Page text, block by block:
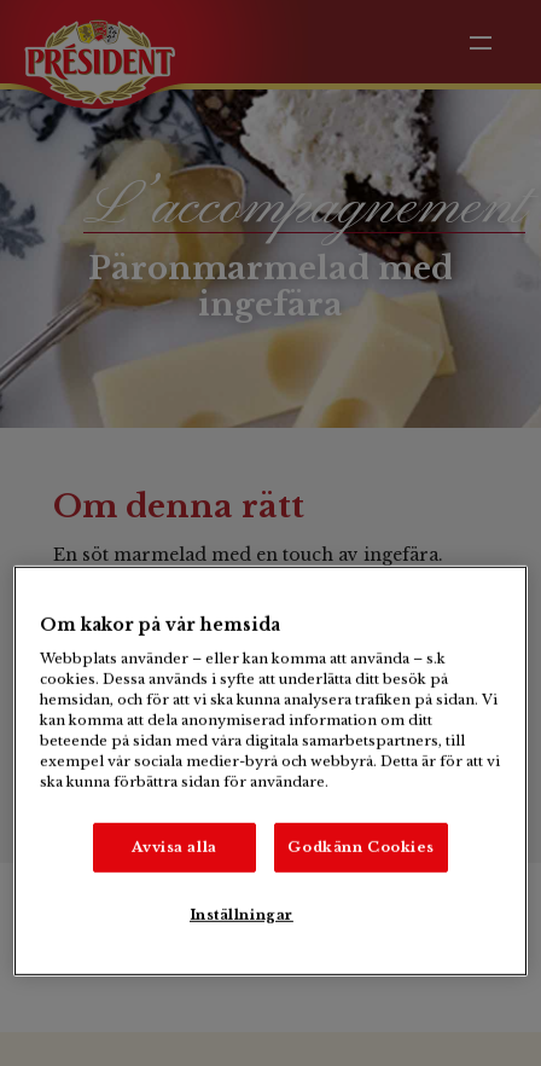
L’accompagnement
Päronmarmelad med
ingefära
Om denna rätt
En söt marmelad med en touch av ingefära.
2
glas
Om kakor på vår hemsida
Webbplats använder – eller kan komma att använda – s.k
cookies. Dessa används i syfte att underlätta ditt besök på
hemsidan, och för att vi ska kunna analysera trafiken på sidan. Vi
kan komma att dela anonymiserad information om ditt
beteende på sidan med våra digitala samarbetspartners, till
exempel vår sociala medier-byrå och webbyrå. Detta är för att vi
ska kunna förbättra sidan för användare.
Avvisa alla Godkänn Cookies
Inställningar